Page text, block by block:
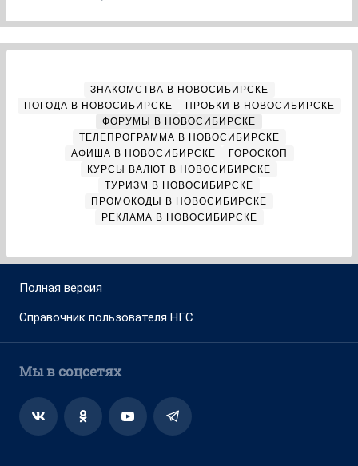
ЗНАКОМСТВА В НОВОСИБИРСКЕ
ПОГОДА В НОВОСИБИРСКЕ
ПРОБКИ В НОВОСИБИРСКЕ
ФОРУМЫ В НОВОСИБИРСКЕ
ТЕЛЕПРОГРАММА В НОВОСИБИРСКЕ
АФИША В НОВОСИБИРСКЕ
ГОРОСКОП
КУРСЫ ВАЛЮТ В НОВОСИБИРСКЕ
ТУРИЗМ В НОВОСИБИРСКЕ
ПРОМОКОДЫ В НОВОСИБИРСКЕ
РЕКЛАМА В НОВОСИБИРСКЕ
Полная версия
Справочник пользователя НГС
Мы в соцсетях